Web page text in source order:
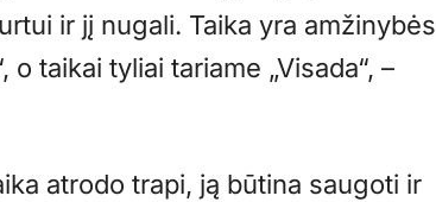
ir jį nugali. Taika yra amžinybės
taikai tyliai tariame „Visada“, –
atrodo trapi, ją būtina saugoti ir